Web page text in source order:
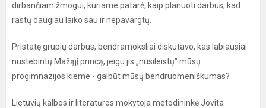
dirbančiam žmogui, kuriame patarė, kaip planuoti darbus, kad
rastų daugiau laiko sau ir nepavargtų.
Pristatę grupių darbus, bendramoksliai diskutavo, kas labiausiai
nustebintų Mažąjį princą, jeigu jis „nusileistų" mūsų
progimnazijos kieme - galbūt mūsų bendruomeniškumas?
Lietuvių kalbos ir literatūros mokytoja metodininkė Jovita